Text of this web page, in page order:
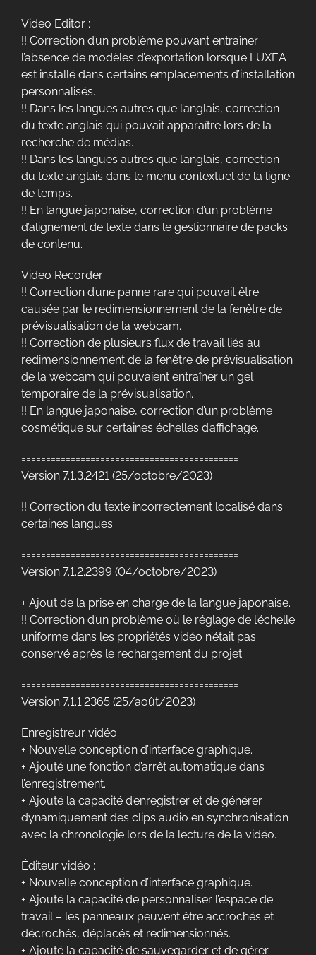
Video Editor :
!! Correction d’un problème pouvant entraîner
l’absence de modèles d’exportation lorsque LUXEA
est installé dans certains emplacements d’installation
personnalisés.
!! Dans les langues autres que l’anglais, correction
du texte anglais qui pouvait apparaître lors de la
recherche de médias.
!! Dans les langues autres que l’anglais, correction
du texte anglais dans le menu contextuel de la ligne
de temps.
!! En langue japonaise, correction d’un problème
d’alignement de texte dans le gestionnaire de packs
de contenu.
Video Recorder :
!! Correction d’une panne rare qui pouvait être
causée par le redimensionnement de la fenêtre de
prévisualisation de la webcam.
!! Correction de plusieurs flux de travail liés au
redimensionnement de la fenêtre de prévisualisation
de la webcam qui pouvaient entraîner un gel
temporaire de la prévisualisation.
!! En langue japonaise, correction d’un problème
cosmétique sur certaines échelles d’affichage.
============================================
Version 7.1.3.2421 (25/octobre/2023)
!! Correction du texte incorrectement localisé dans
certaines langues.
============================================
Version 7.1.2.2399 (04/octobre/2023)
+ Ajout de la prise en charge de la langue japonaise.
!! Correction d’un problème où le réglage de l’échelle
uniforme dans les propriétés vidéo n’était pas
conservé après le rechargement du projet.
============================================
Version 7.1.1.2365 (25/août/2023)
Enregistreur vidéo :
+ Nouvelle conception d’interface graphique.
+ Ajouté une fonction d’arrêt automatique dans
l’enregistrement.
+ Ajouté la capacité d’enregistrer et de générer
dynamiquement des clips audio en synchronisation
avec la chronologie lors de la lecture de la vidéo.
Éditeur vidéo :
+ Nouvelle conception d’interface graphique.
+ Ajouté la capacité de personnaliser l’espace de
travail – les panneaux peuvent être accrochés et
décrochés, déplacés et redimensionnés.
+ Ajouté la capacité de sauvegarder et de gérer